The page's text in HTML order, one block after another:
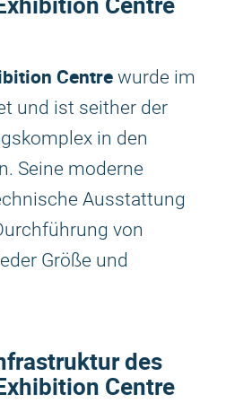
Centre wurde im
und ist seither der
in den
Seine moderne
Ausstattung
von
Größe und
des
Centre